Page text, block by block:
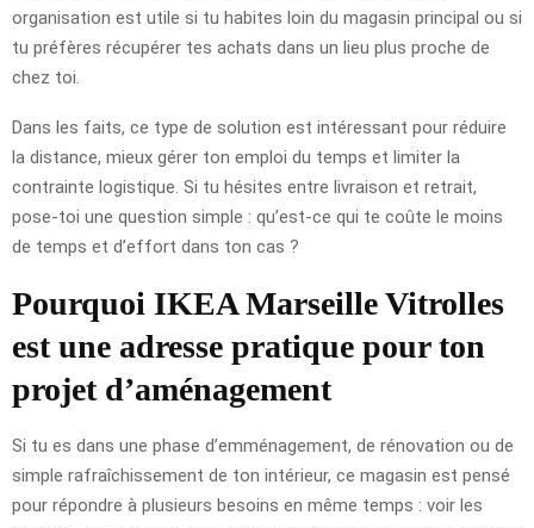
organisation est utile si tu habites loin du magasin principal ou si
tu préfères récupérer tes achats dans un lieu plus proche de
chez toi.
Dans les faits, ce type de solution est intéressant pour réduire
la distance, mieux gérer ton emploi du temps et limiter la
contrainte logistique. Si tu hésites entre livraison et retrait,
pose-toi une question simple : qu’est-ce qui te coûte le moins
de temps et d’effort dans ton cas ?
Pourquoi IKEA Marseille Vitrolles
est une adresse pratique pour ton
projet d’aménagement
Si tu es dans une phase d’emménagement, de rénovation ou de
simple rafraîchissement de ton intérieur, ce magasin est pensé
pour répondre à plusieurs besoins en même temps : voir les